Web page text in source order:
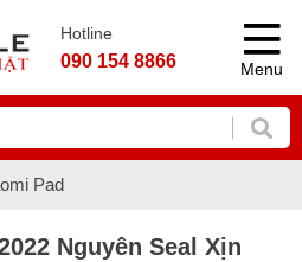
Hotline
090 154 8866 Menu
Pad
Nguyên Seal Xịn